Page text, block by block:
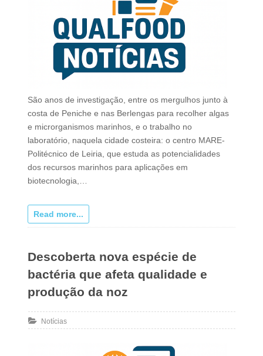
São anos de investigação, entre os mergulhos junto à
costa de Peniche e nas Berlengas para recolher algas
e microrganismos marinhos, e o trabalho no
laboratório, naquela cidade costeira: o centro MARE-
Politécnico de Leiria, que estuda as potencialidades
dos recursos marinhos para aplicações em
biotecnologia,…
Read more...
Descoberta nova espécie de
bactéria que afeta qualidade e
produção da noz
Notícias